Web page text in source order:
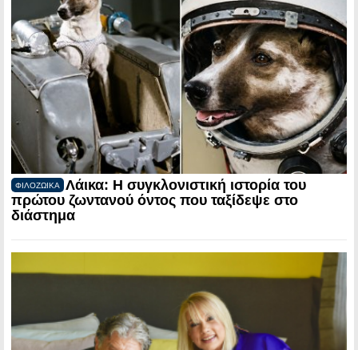
ΦΙΛΟΖΩΙΚΑ
Λάικα: Η συγκλονιστική ιστορία του
πρώτου ζωντανού όντος που ταξίδεψε στο
διάστημα